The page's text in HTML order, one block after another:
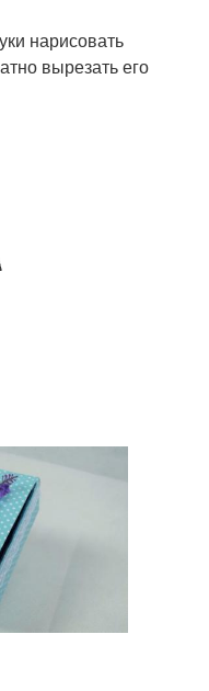
нарисовать
вырезать его